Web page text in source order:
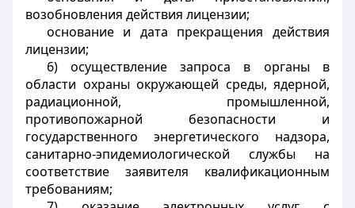
возобновления действия лицензии;
основание и дата прекращения действия
лицензии;
6) осуществление запроса в органы в
области охраны окружающей среды, ядерной,
радиационной, промышленной,
противопожарной безопасности и
государственного энергетического надзора,
санитарно-эпидемиологической службы на
соответствие заявителя квалификационным
требованиям;